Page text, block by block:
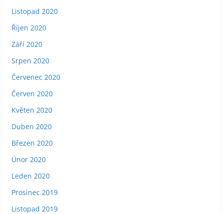
Listopad 2020
Říjen 2020
Září 2020
Srpen 2020
Červenec 2020
Červen 2020
Květen 2020
Duben 2020
Březen 2020
Únor 2020
Leden 2020
Prosinec 2019
Listopad 2019